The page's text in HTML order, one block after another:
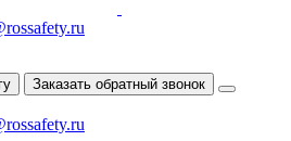
Заказать обратный звонок